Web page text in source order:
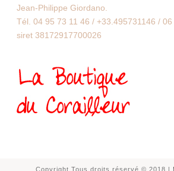
Jean-Philippe Giordano.
Tél. 04 95 73 11 46 / +33.495731146 /
siret 38172917700026
Copyright Tous droits réservé © 2018 |